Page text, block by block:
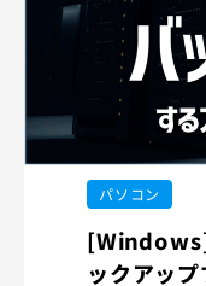
パソコン
ックアッ